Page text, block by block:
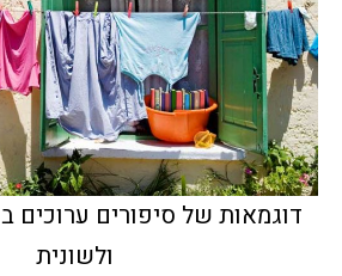
דוגמאות של סיפורים ערוכים
ולשונית